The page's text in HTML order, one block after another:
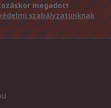
megadott
szabályzatunknak